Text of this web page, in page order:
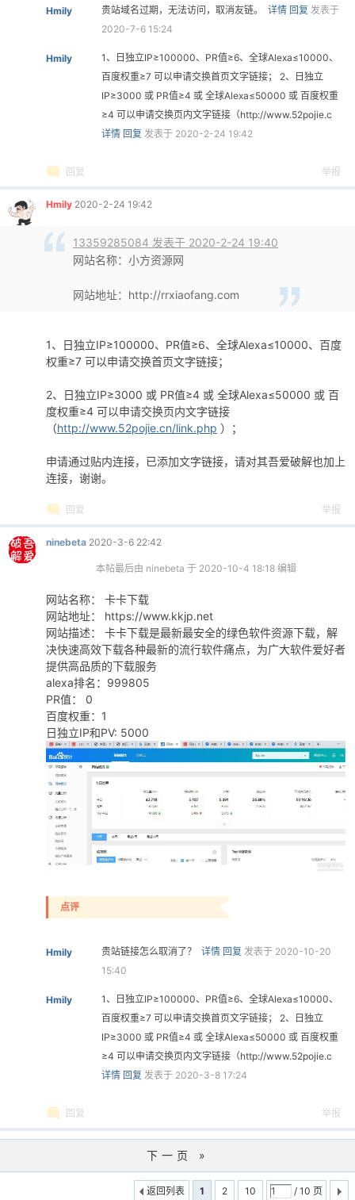
Hmily 贵站域名过期，无法访问，取消友链。 详情 回复 发表于
2020-7-6 15:24
Hmily
1、日独立IP≥100000、PR值≥6、全球Alexa≤10000、
百度权重≥7 可以申请交换首页文字链接； 2、日独立
IP≥3000 或 PR值≥4 或 全球Alexa≤50000 或 百度权重
≥4 可以申请交换页内文字链接（http://www.52pojie.c
详情 回复 发表于 2020-2-24 19:42
回复 举报
Hmily 2020-2-24 19:42
13359285084 发表于 2020-2-24 19:40
网站名称：小方资源网
网站地址：http://rrxiaofang.com
1、日独立IP≥100000、PR值≥6、全球Alexa≤10000、百度
权重≥7 可以申请交换首页文字链接；
2、日独立IP≥3000 或 PR值≥4 或 全球Alexa≤50000 或 百
度权重≥4 可以申请交换页内文字链接
（http://www.52pojie.cn/link.php ）；
申请通过贴内连接，已添加文字链接，请对其吾爱破解也加上
连接，谢谢。
回复 举报
ninebeta 2020-3-6 22:42
本帖最后由 ninebeta 于 2020-10-4 18:18 编辑
网站名称： 卡卡下载
网站地址： https://www.kkjp.net
网站描述： 卡卡下载是最新最安全的绿色软件资源下载，解
决快速高效下载各种最新的流行软件痛点，为广大软件爱好者
提供高品质的下载服务
alexa排名：999805
PR值： 0
百度权重：1
日独立IP和PV: 5000
点评
Hmily 贵站链接怎么取消了？ 详情 回复 发表于 2020-10-20
15:40
Hmily
1、日独立IP≥100000、PR值≥6、全球Alexa≤10000、
百度权重≥7 可以申请交换首页文字链接； 2、日独立
IP≥3000 或 PR值≥4 或 全球Alexa≤50000 或 百度权重
≥4 可以申请交换页内文字链接（http://www.52pojie.c
详情 回复 发表于 2020-3-8 17:24
回复 举报
下一页 »
1 2 10 / 10 页
返回列表